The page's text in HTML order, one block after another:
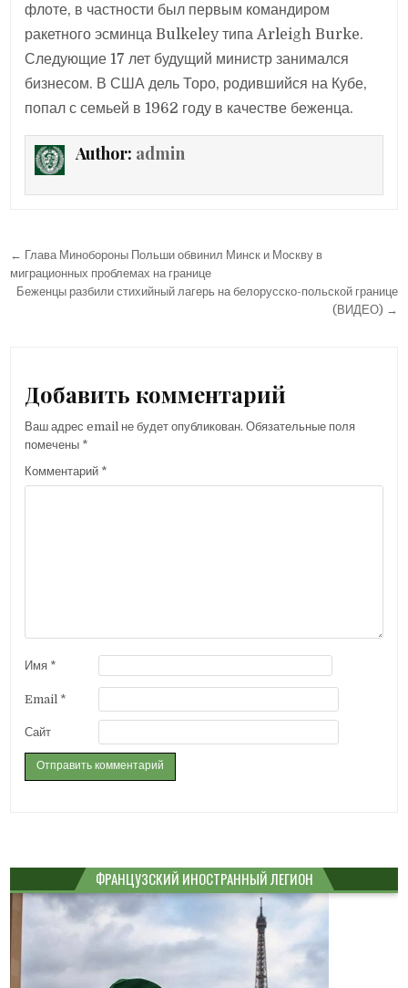
флоте, в частности был первым командиром
ракетного эсминца Bulkeley типа Arleigh Burke.
Следующие 17 лет будущий министр занимался
бизнесом. В США дель Торо, родившийся на Кубе,
попал с семьей в 1962 году в качестве беженца.
Author: admin
Навигация
по
записям
← Глава Минобороны Польши обвинил Минск и Москву в
миграционных проблемах на границе
Беженцы разбили стихийный лагерь на белорусско-польской границе
(ВИДЕО) →
Добавить комментарий
Ваш адрес email не будет опубликован. Обязательные поля
помечены *
Комментарий *
Имя *
Email *
Сайт
ФРАНЦУЗСКИЙ ИНОСТРАННЫЙ ЛЕГИОН